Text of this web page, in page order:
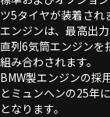
ツ5タイヤが装着され
エンジンは、最高出
直列6気筒エンジンを
組み合わされます。
BMW製エンジンの採
とミュンヘンの25年
となります。